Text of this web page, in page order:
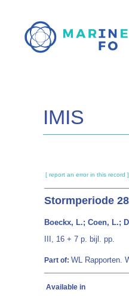
main
IMIS
[ report an error in this record ]
Stormperiode
Boeckx, L.; Coen, L.;
III, 16 + 7 p. bijl. pp.
Part of: WL Rapporten.
Available in